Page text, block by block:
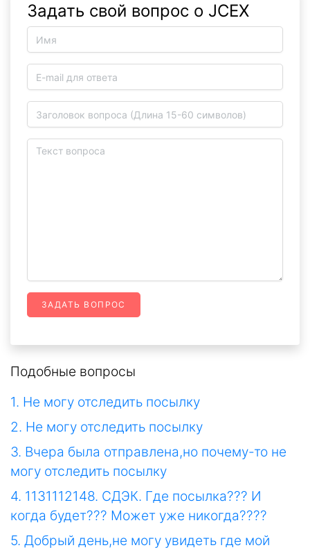
Задать свой вопрос о JCEX
ЗАДАТЬ ВОПРОС
Подобные вопросы
1. Не могу отследить посылку
2. Не могу отследить посылку
3. Вчера была отправлена,но почему-то не
могу отследить посылку
4. 1131112148. СДЭК. Где посылка??? И
когда будет??? Может уже никогда????
5. Добрый день,не могу увидеть где мой